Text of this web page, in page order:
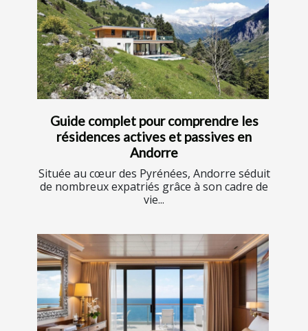
Guide complet pour comprendre les
résidences actives et passives en
Andorre
Située au cœur des Pyrénées, Andorre séduit
de nombreux expatriés grâce à son cadre de
vie...